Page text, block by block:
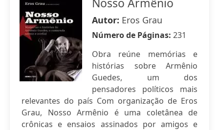
Autor: Eros Grau
Número de Páginas: 231
Obra reúne memórias e
histórias sobre Armênio
Guedes, um dos
pensadores políticos mais
relevantes do país Com organização de Eros
Grau, Nosso Armênio é uma coletânea de
crônicas e ensaios assinados por amigos e